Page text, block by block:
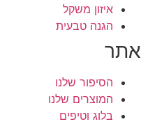
איזון משקל
הגנה טבעית
אתר
הסיפור שלנו
המוצרים שלנו
בלוג וטיפים